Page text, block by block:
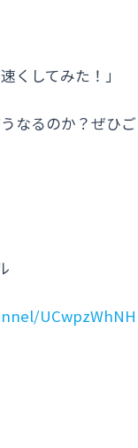
くしてみた！」
なるのか？ぜひご